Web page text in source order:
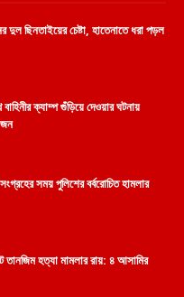
দুল ছিনতাইয়ের চেষ্টা, হাতেনাতে ধরা পড়ল
ক্যাম্প গুঁড়িয়ে দেওয়ার ঘটনায়
সময় পুলিশের বর্বরোচিত হামলার
তানজিম হত্যা মামলার রায়: ৪ আসামির